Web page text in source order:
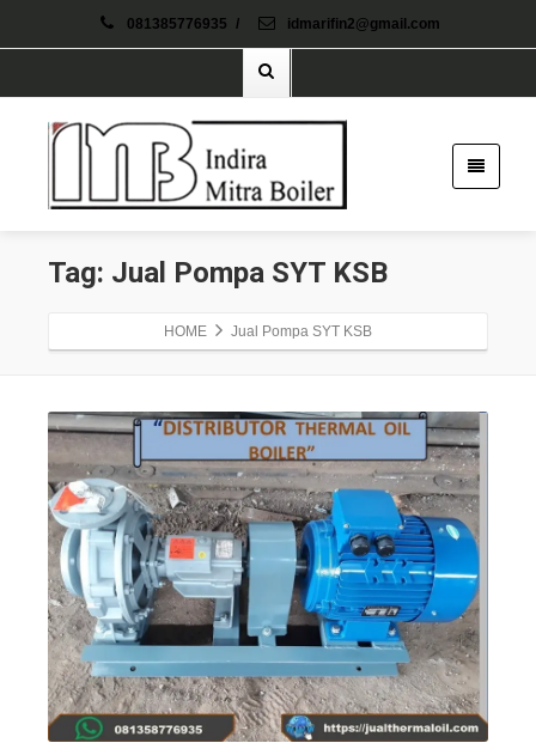
081385776935 / idmarifin2@gmail.com
Tag: Jual Pompa SYT KSB
HOME Jual Pompa SYT KSB